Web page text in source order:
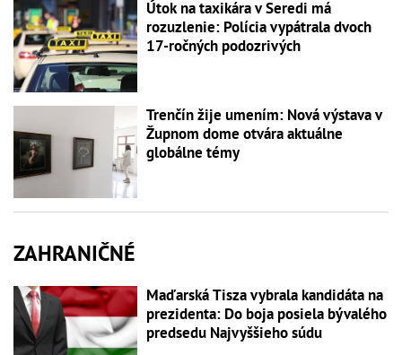
Útok na taxikára v Seredi má
rozuzlenie: Polícia vypátrala dvoch
17-ročných podozrivých
Trenčín žije umením: Nová výstava v
Župnom dome otvára aktuálne
globálne témy
ZAHRANIČNÉ
Maďarská Tisza vybrala kandidáta na
prezidenta: Do boja posiela bývalého
predsedu Najvyššieho súdu